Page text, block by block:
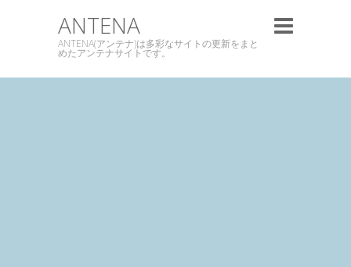
ANTENA
ANTENA(アンテナ)は多彩なサイトの更新をまと
めたアンテナサイトです。